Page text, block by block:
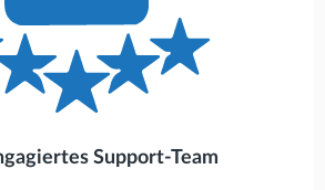
Support-Team